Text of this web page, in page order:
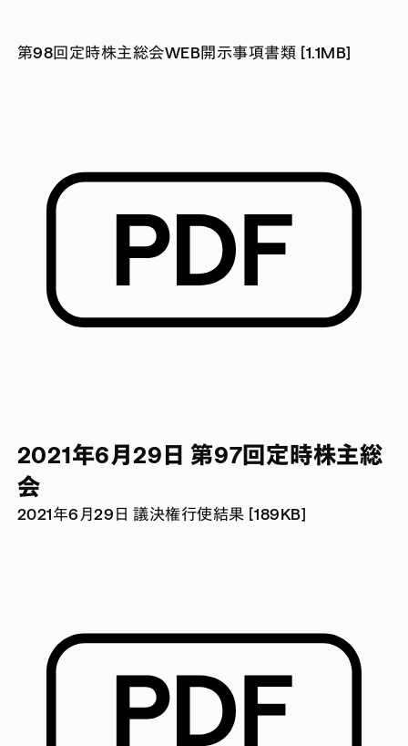
第98回定時株主総会WEB開示事項書類 [1.1MB]
2021年6月29日 第97回定時株主総
会
2021年6月29日 議決権行使結果 [189KB]